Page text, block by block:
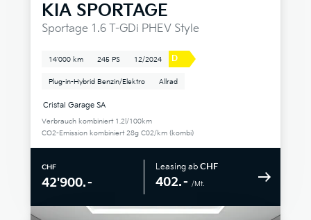
KIA SPORTAGE
Sportage 1.6 T-GDi PHEV Style
14'000 km 245 PS 12/2024 D
Plug-in-Hybrid Benzin/Elektro Allrad
Cristal Garage SA
Verbrauch kombiniert 1.2l/100km
CO2-Emission kombiniert 28g C02/km (kombi)
CHF
42'900.–
Leasing ab CHF
402.– /Mt.